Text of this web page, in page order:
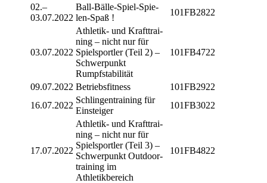
02.–
03.07.2022
Ball-Bälle-Spiel-Spie­
len-Spaß !
101FB2822
03.07.2022
Athle­tik- und Kraft­trai­
ning – nicht nur für
Spiel­sport­ler (Teil 2) –
Schwer­punkt
Rumpfstabilität
101FB4722
09.07.2022 Betriebs­fit­ness
101FB2922
16.07.2022
Schlin­gen­trai­ning für
Einsteiger
101FB3022
17.07.2022
Athle­tik- und Kraft­trai­
ning – nicht nur für
Spiel­sport­ler (Teil 3) –
Schwer­punkt Outdoor­
trai­ning im
Athletikbereich
101FB4822